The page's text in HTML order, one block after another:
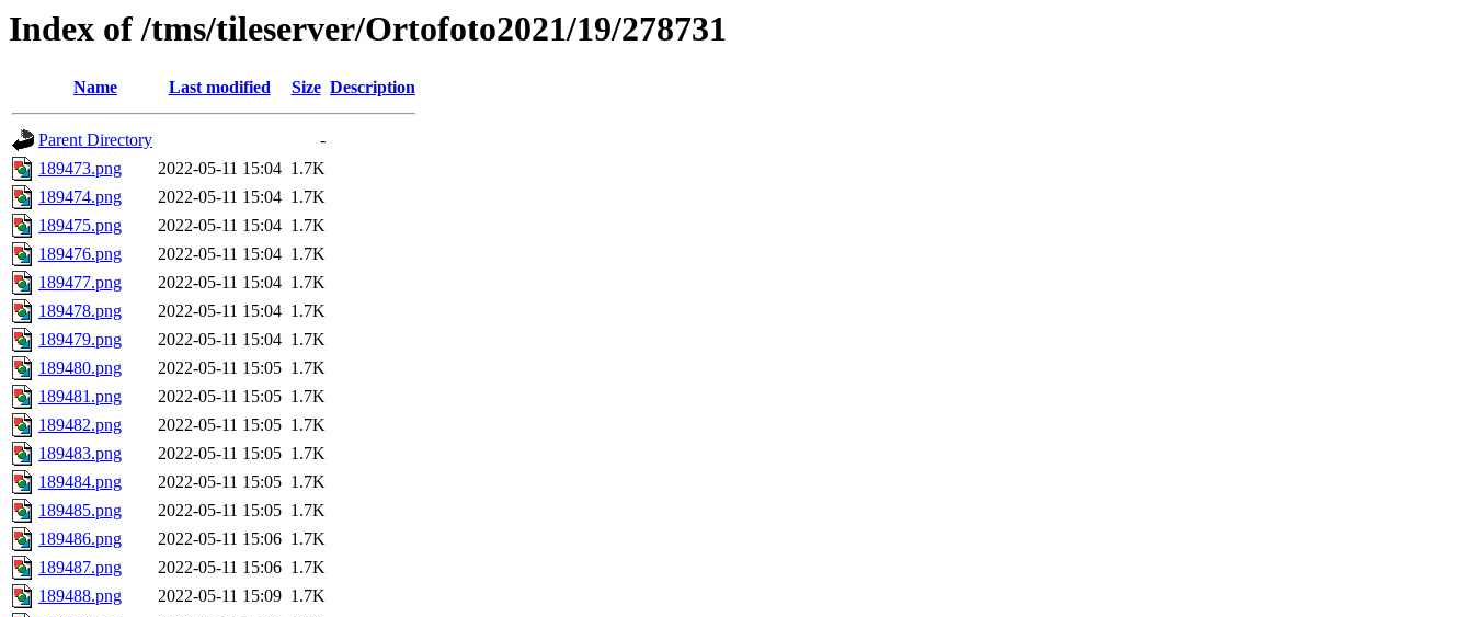
Index of /tms/tileserver/Ortofoto2021/19/278731
Name Last modified Size Description
Parent Directory
-
189473.png
2022-05-11 15:04 1.7K
189474.png
2022-05-11 15:04 1.7K
189475.png
2022-05-11 15:04 1.7K
189476.png
2022-05-11 15:04 1.7K
189477.png
2022-05-11 15:04 1.7K
189478.png
2022-05-11 15:04 1.7K
189479.png
2022-05-11 15:04 1.7K
189480.png
2022-05-11 15:05 1.7K
189481.png
2022-05-11 15:05 1.7K
189482.png
2022-05-11 15:05 1.7K
189483.png
2022-05-11 15:05 1.7K
189484.png
2022-05-11 15:05 1.7K
189485.png
2022-05-11 15:05 1.7K
189486.png
2022-05-11 15:06 1.7K
189487.png
2022-05-11 15:06 1.7K
189488.png
2022-05-11 15:09 1.7K